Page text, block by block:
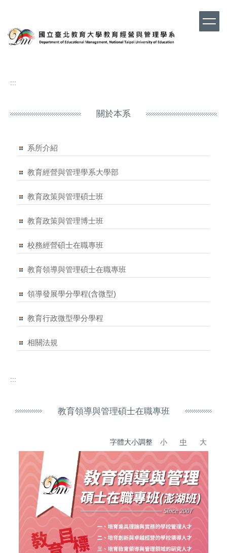
主
要
:::
關於本系
系所介紹
教育經營與管理學系大學部
教育政策與管理碩士班
教育政策與管理博士班
校務經營碩士在職專班
教育領導與管理碩士在職專班
領導發展學分學程(含微型)
教育行政微型學分學程
相關法規
:::
教育領導與管理碩士在職專班
字體大小調整 小 中 大